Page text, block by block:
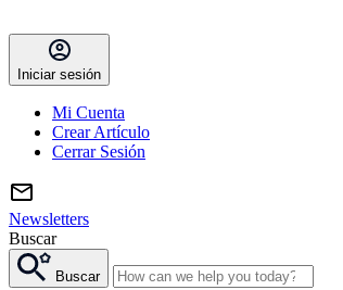
Iniciar sesión
Mi Cuenta
Crear Artículo
Cerrar Sesión
Newsletters
Buscar
Buscar